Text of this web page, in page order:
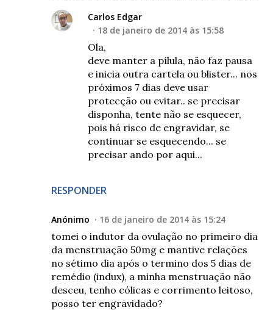
RESPONDER
Carlos Edgar
18 de janeiro de 2014 às 15:58
Ola,
deve manter a pílula, não faz pausa
e inicia outra cartela ou blister... nos
próximos 7 dias deve usar
protecção ou evitar.. se precisar
disponha, tente não se esquecer,
pois há risco de engravidar, se
continuar se esquecendo... se
precisar ando por aqui...
Anónimo 16 de janeiro de 2014 às 15:24
tomei o indutor da ovulação no primeiro dia
da menstruação 50mg e mantive relações
no sétimo dia após o termino dos 5 dias de
remédio (indux), a minha menstruação não
desceu, tenho cólicas e corrimento leitoso,
posso ter engravidado?